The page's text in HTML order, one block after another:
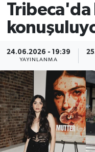
Tribeca'da
24.06.2026 - 19:39
YAYINLANMA
İstanbul
İstanbul Trafik
Süper Lig Puan
Tüm Manşetler
Son Dakika
Haber Arşivi